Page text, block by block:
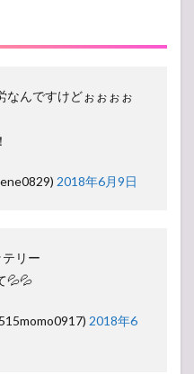
なんですけどぉぉぉぉ
2018年6月9日
リー
💦💦
2018年6